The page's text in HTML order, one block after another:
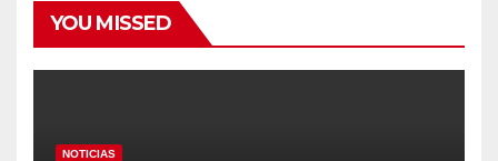
YOU MISSED
NOTICIAS